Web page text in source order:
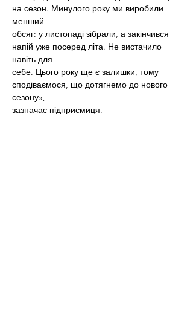
на сезон. Минулого року ми виробили
менший
обсяг: у листопаді зібрали, а закінчився
напій уже посеред літа. Не вистачило
навіть для
себе. Цього року ще є залишки, тому
сподіваємося, що дотягнемо до нового
сезону», —
зазначає підприємиця.